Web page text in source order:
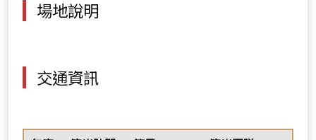
場地說明
交通資訊